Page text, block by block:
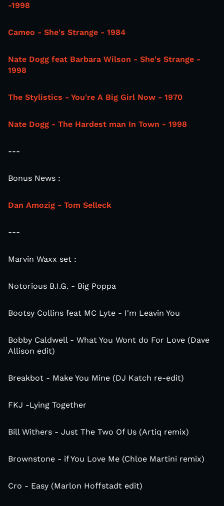
-1998
Cameo - She's Strange - 1984
Nate Dogg feat Barbara Wilson - She's Strange -
1998
The Stylistics - You're A Big Girl Now - 1970
Nate Dogg - The Hardest man In Town - 1998
---
Bonus News :
Dan Amozig - Tom Selleck
---
Marvin Waxx set :
Notorious B.I.G. - Big Poppa
Bootsy Collins feat MC Lyte - I'm Leavin You
Bobby Caldwell - What You Wont do For Love (Dave
Allison edit)
Breakbot - Make You Mine (DJ Katch re-edit)
FKJ -Lying Together
Bill Withers - Just The Two Of Us (Artiq remix)
Brownstone - if You Love Me (Chloe Martini remix)
Cro - Easy (Marlon Hoffstadt edit)